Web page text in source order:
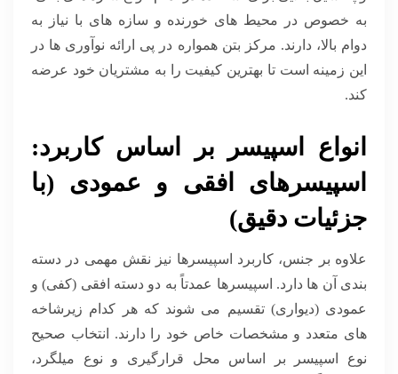
به خصوص در محیط های خورنده و سازه های با نیاز به
دوام بالا، دارند. مرکز بتن همواره در پی ارائه نوآوری ها در
این زمینه است تا بهترین کیفیت را به مشتریان خود عرضه
کند.
انواع اسپیسر بر اساس کاربرد:
اسپیسرهای افقی و عمودی (با
جزئیات دقیق)
علاوه بر جنس، کاربرد اسپیسرها نیز نقش مهمی در دسته
بندی آن ها دارد. اسپیسرها عمدتاً به دو دسته افقی (کفی) و
عمودی (دیواری) تقسیم می شوند که هر کدام زیرشاخه
های متعدد و مشخصات خاص خود را دارند. انتخاب صحیح
نوع اسپیسر بر اساس محل قرارگیری و نوع میلگرد،